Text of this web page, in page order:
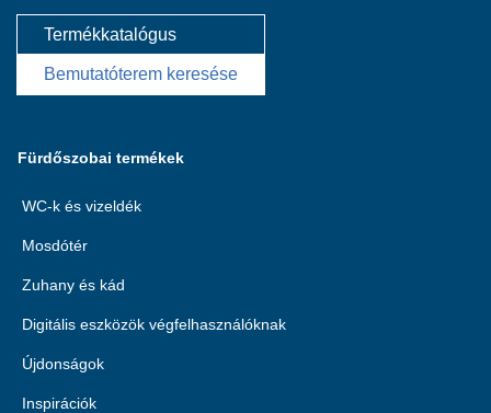
Termékkatalógus
Bemutatóterem keresése
Fürdőszobai termékek
WC-k és vizeldék
Mosdótér
Zuhany és kád
Digitális eszközök végfelhasználóknak
Újdonságok
Inspirációk